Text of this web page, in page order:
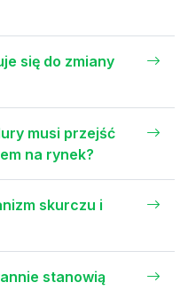
się do zmiany
musi przejść
na rynek?
skurczu i
stanowią